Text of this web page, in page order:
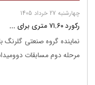
چهارشنبه 27 خرداد 1405
رکورد ۷۱.۶۰ متری برای ...
نماینده گروه صنعتی گلرنگ
مرحله دوم مسابقات